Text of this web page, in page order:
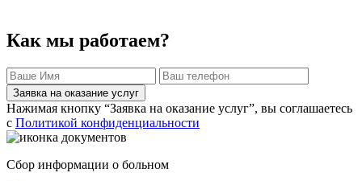
Как мы работаем?
Заявка на оказание услуг
Нажимая кнопку “Заявка на оказание услуг”, вы соглашаетесь
с Политикой конфиденциальности
Сбор информации о больном